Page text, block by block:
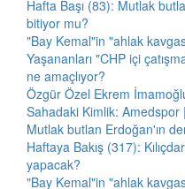
Hafta Başı (83): Mutlak
bitiyor mu?
"Bay Kemal"in "ahlak
Yaşananları "CHP içi
ne amaçlıyor?
Özgür Özel Ekrem
Sahadaki Kimlik:
Mutlak butlan Erdoğan'ın
Haftaya Bakış (317):
yapacak?
"Bay Kemal"in "ahlak